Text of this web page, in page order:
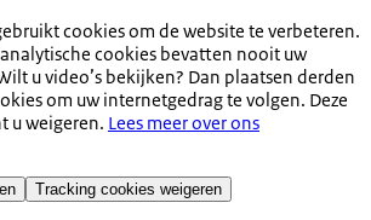
cookies om de website te verbeteren.
cookies bevatten nooit uw
u video’s bekijken? Dan plaatsen derden
om uw internetgedrag te volgen. Deze
u weigeren. Lees meer over ons
Tracking cookies weigeren